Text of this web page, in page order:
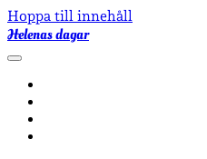
Hoppa till innehåll
Helenas dagar
öppna